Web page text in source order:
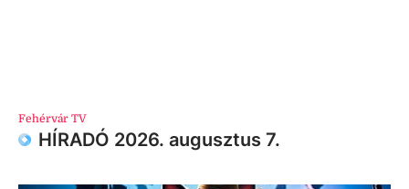
Fehérvár TV
HÍRADÓ 2026. augusztus 7.